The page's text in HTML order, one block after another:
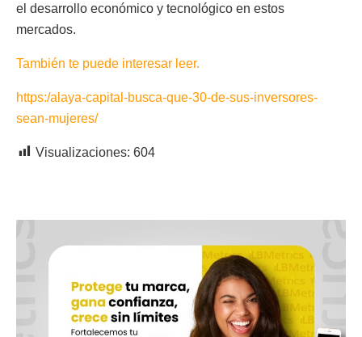
el desarrollo económico y tecnológico en estos
mercados.
También te puede interesar leer.
https:/alaya-capital-busca-que-30-de-sus-inversores-
sean-mujeres/
Visualizaciones: 604